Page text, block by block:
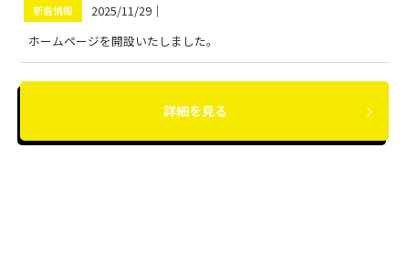
新着情報 2025/11/29 ｜
ホームページを開設いたしました。
詳細を見る